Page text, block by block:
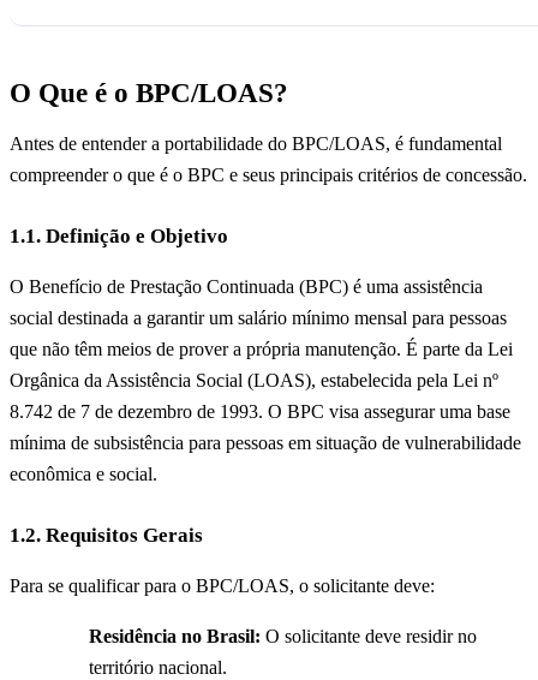
O Que é o BPC/LOAS?
Antes de entender a portabilidade do BPC/LOAS, é fundamental
compreender o que é o BPC e seus principais critérios de concessão.
1.1. Definição e Objetivo
O Benefício de Prestação Continuada (BPC) é uma assistência
social destinada a garantir um salário mínimo mensal para pessoas
que não têm meios de prover a própria manutenção. É parte da Lei
Orgânica da Assistência Social (LOAS), estabelecida pela Lei nº
8.742 de 7 de dezembro de 1993. O BPC visa assegurar uma base
mínima de subsistência para pessoas em situação de vulnerabilidade
econômica e social.
1.2. Requisitos Gerais
Para se qualificar para o BPC/LOAS, o solicitante deve:
Residência no Brasil: O solicitante deve residir no
território nacional.